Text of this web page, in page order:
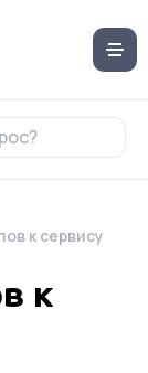
к сервису
к